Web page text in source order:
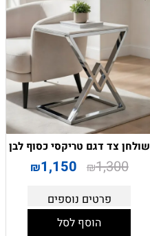
שולחן צד דגם טריקסי כסוף לבן
₪1,300
₪1,150
פרטים נוספים
הוסף לסל